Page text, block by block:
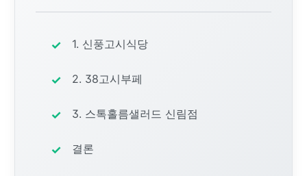
1. 신풍고시식당
2. 38고시부페
3. 스톡홀름샐러드 신림점
결론